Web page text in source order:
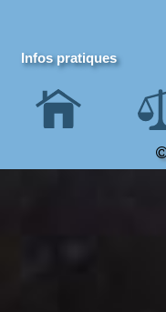
Infos pratiques